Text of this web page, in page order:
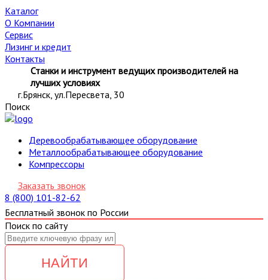
Каталог
О Компании
Сервис
Лизинг и кредит
Контакты
Станки и инструмент ведущих производителей на
лучших условиях
г.Брянск, ул.Пересвета, 30
Поиск
Деревообрабатывающее оборудование
Металлообрабатывающее оборудование
Компрессоры
Заказать звонок
8 (800) 101-82-62
Бесплатный звонок по России
Поиск по сайту
НАЙТИ